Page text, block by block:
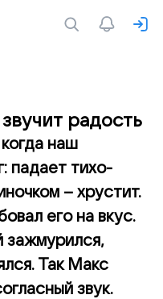
радость
наш
падает тихо-
– хрустит.
его на вкус.
зажмурился,
Так Макс
звук.